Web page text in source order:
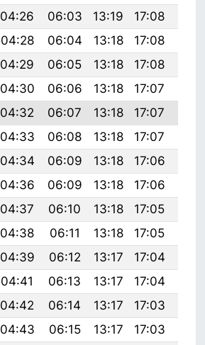
04:26 06:03 13:19 17:08
04:28 06:04 13:18 17:08
04:29 06:05 13:18 17:08
04:30 06:06 13:18 17:07
04:32 06:07 13:18 17:07
04:33 06:08 13:18 17:07
04:34 06:09 13:18 17:06
04:36 06:09 13:18 17:06
04:37 06:10 13:18 17:05
04:38 06:11 13:18 17:05
04:39 06:12 13:17 17:04
04:41 06:13 13:17 17:04
04:42 06:14 13:17 17:03
04:43 06:15 13:17 17:03